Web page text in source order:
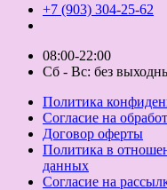
+7 (903) 304-25-62
08:00-22:00
Сб - Вс: без
Политика
Согласие на
Договор оферты
Политика в
данных
Согласие на